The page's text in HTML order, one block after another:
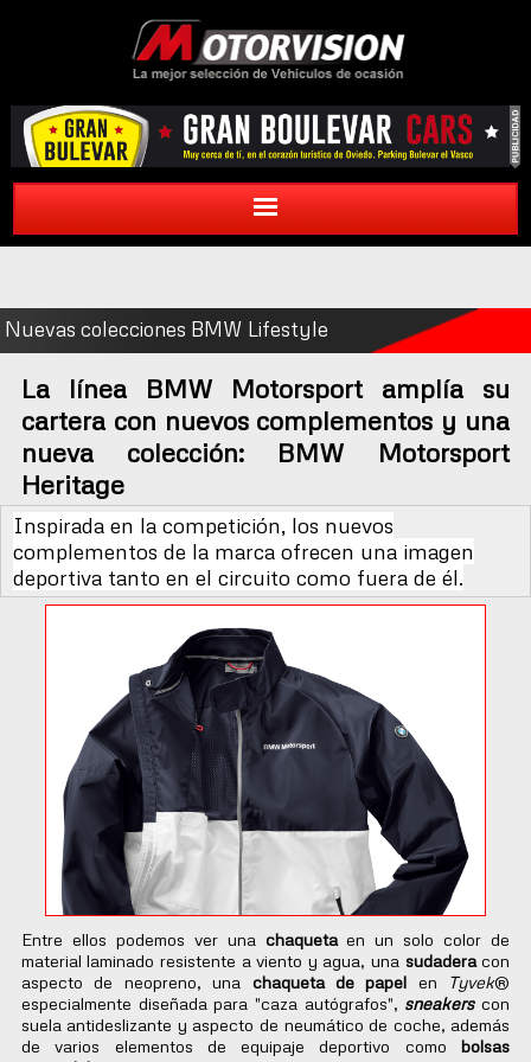
Nuevas colecciones BMW Lifestyle
La línea BMW Motorsport amplía su
cartera con nuevos complementos y una
nueva colección: BMW Motorsport
Heritage
Inspirada en la competición, los nuevos
complementos de la marca ofrecen una imagen
deportiva tanto en el circuito como fuera de él.
Entre ellos podemos ver una chaquetaen un solo color de
material laminado resistente a viento y agua, una sudaderacon
aspecto de neopreno, una chaqueta de papel en Tyvek®
especialmente diseñada para "caza autógrafos", sneakerscon
suela antideslizante y aspecto de neumático de coche, además
de varios elementos de equipaje deportivo comobolsas